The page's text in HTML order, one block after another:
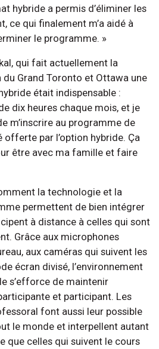
hybride a permis d’éliminer les
ce qui finalement m’a aidé à
le programme. »
qui fait actuellement la
Grand Toronto et Ottawa une
était indispensable :
dix heures chaque mois, et je
m’inscrire au programme de
par l’option hybride. Ça
être avec ma famille et faire
la technologie et la
permettent de bien intégrer
à distance à celles qui sont
Grâce aux microphones
aux caméras qui suivent les
écran divisé, l’environnement
s’efforce de maintenir
et participant. Les
font aussi leur possible
le monde et interpellent autant
que celles qui suivent le cours